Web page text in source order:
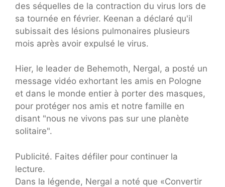
des séquelles de la contraction du virus lors de
sa tournée en février. Keenan a déclaré qu'il
subissait des lésions pulmonaires plusieurs
mois après avoir expulsé le virus.
Hier, le leader de Behemoth, Nergal, a posté un
message vidéo exhortant les amis en Pologne
et dans le monde entier à porter des masques,
pour protéger nos amis et notre famille en
disant "nous ne vivons pas sur une planète
solitaire".
Publicité. Faites défiler pour continuer la
lecture.
Dans la légende, Nergal a noté que «Convertir